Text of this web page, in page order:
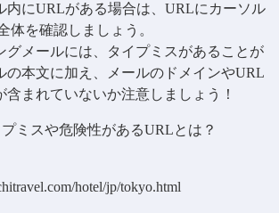
内にURLがある場合は、URLにカーソル
体を確認しましょう。
グメールには、タイプミスがあることが
の本文に加え、メールのドメインやURL
含まれていないか注意しましょう！
ミスや危険性があるURLとは？
hotel/jp/tokyo.html